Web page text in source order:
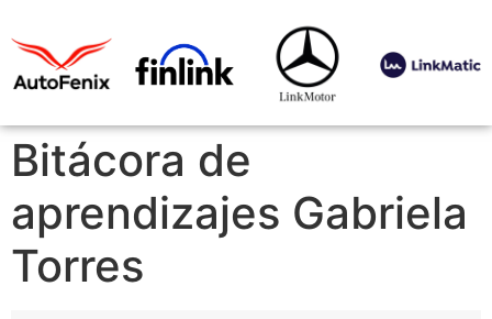
Bitácora de
aprendizajes Gabriela
Torres